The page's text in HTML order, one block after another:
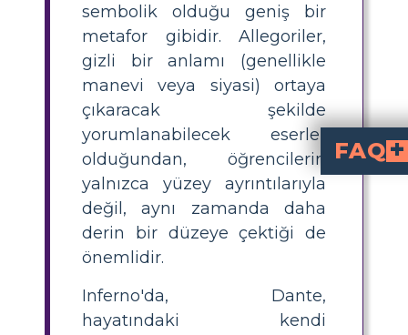
sembolik olduğu geniş bir
metafor gibidir. Allegoriler,
gizli bir anlamı (genellikle
manevi veya siyasi) ortaya
çıkaracak şekilde
yorumlanabilecek eserler
olduğundan, öğrencilerin
yalnızca yüzey ayrıntılarıyla
değil, aynı zamanda daha
derin bir düzeye çektiği de
önemlidir.
Inferno'da, Dante,
hayatındaki kendi
FAQ